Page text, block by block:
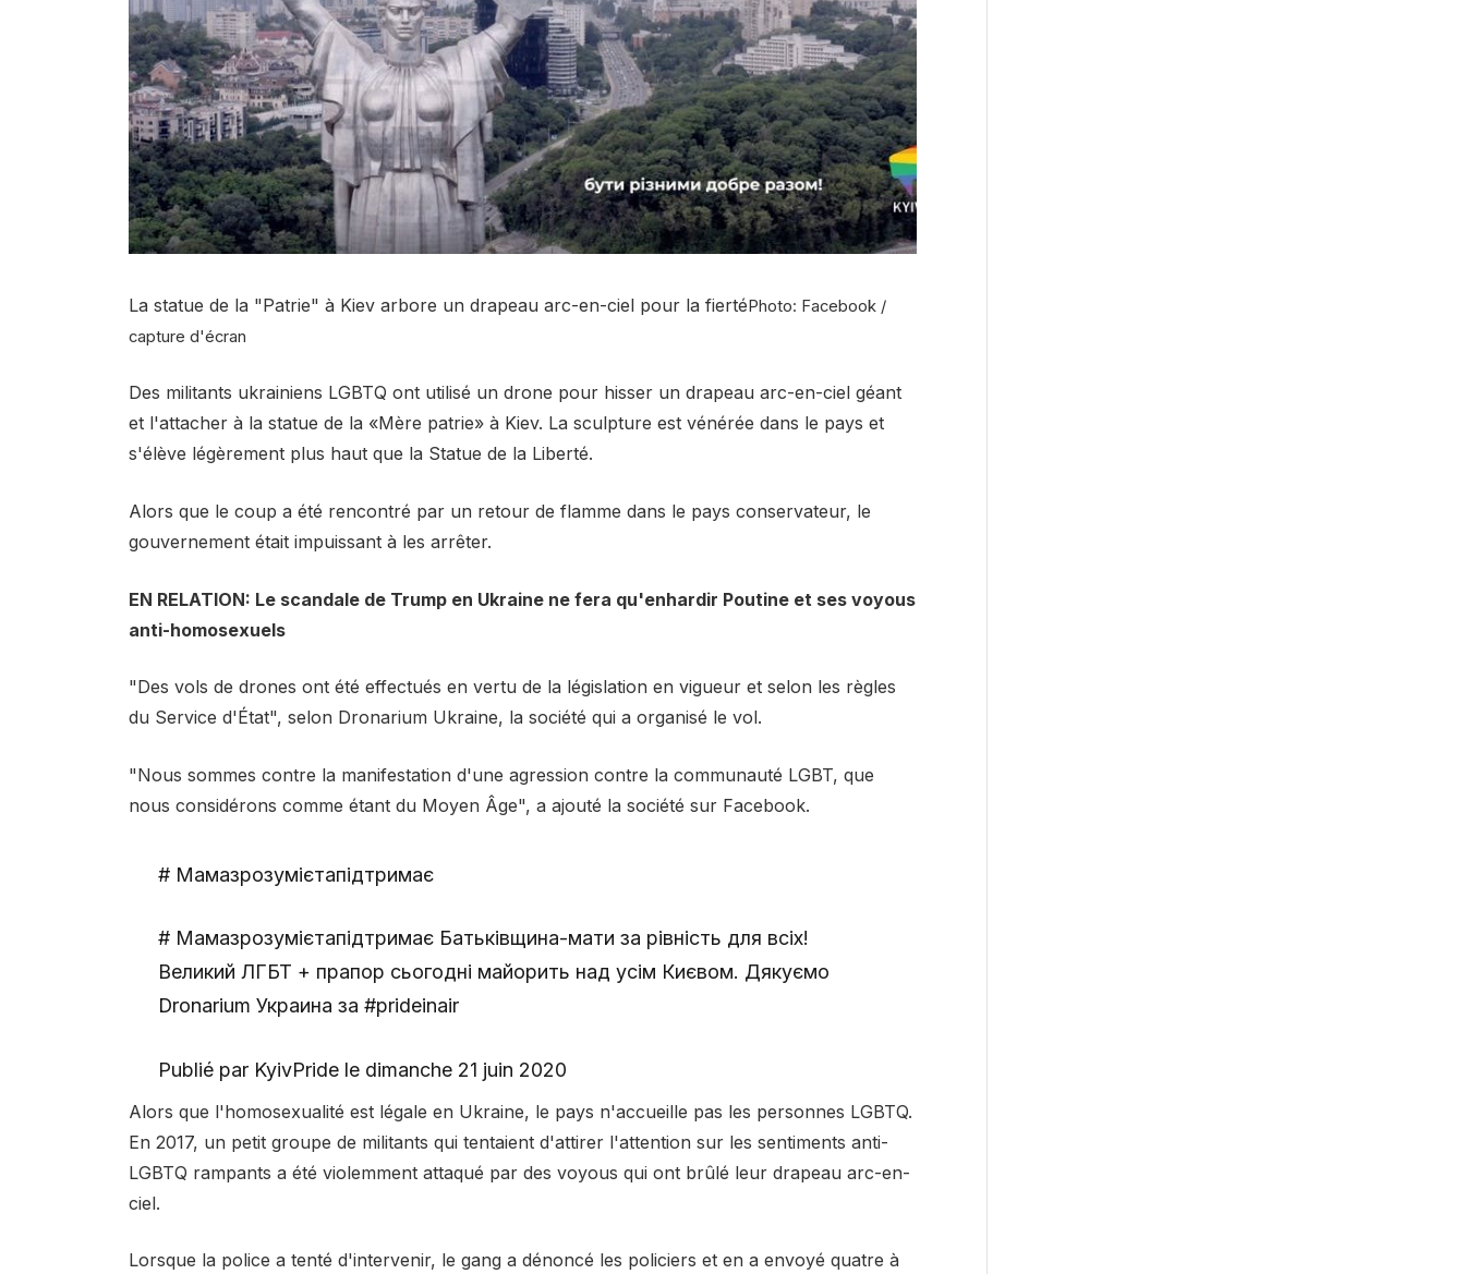
La statue de la "Patrie" à Kiev arbore un drapeau arc-en-ciel pour la fiertéPhoto: Facebook /
capture d'écran
Des militants ukrainiens LGBTQ ont utilisé un drone pour hisser un drapeau arc-en-ciel géant
et l'attacher à la statue de la «Mère patrie» à Kiev. La sculpture est vénérée dans le pays et
s'élève légèrement plus haut que la Statue de la Liberté.
Alors que le coup a été rencontré par un retour de flamme dans le pays conservateur, le
gouvernement était impuissant à les arrêter.
EN RELATION: Le scandale de Trump en Ukraine ne fera qu'enhardir Poutine et ses voyous
anti-homosexuels
"Des vols de drones ont été effectués en vertu de la législation en vigueur et selon les règles
du Service d'État", selon Dronarium Ukraine, la société qui a organisé le vol.
"Nous sommes contre la manifestation d'une agression contre la communauté LGBT, que
nous considérons comme étant du Moyen Âge", a ajouté la société sur Facebook.
# Мамазрозумієтапідтримає
# Мамазрозумієтапідтримає Батьківщина-мати за рівність для всіх!
Великий ЛГБТ + прапор сьогодні майорить над усім Києвом. Дякуємо
Dronarium Украина за #prideinair
Publié par KyivPride le dimanche 21 juin 2020
Alors que l'homosexualité est légale en Ukraine, le pays n'accueille pas les personnes LGBTQ.
En 2017, un petit groupe de militants qui tentaient d'attirer l'attention sur les sentiments anti-
LGBTQ rampants a été violemment attaqué par des voyous qui ont brûlé leur drapeau arc-en-
ciel.
Lorsque la police a tenté d'intervenir, le gang a dénoncé les policiers et en a envoyé quatre à